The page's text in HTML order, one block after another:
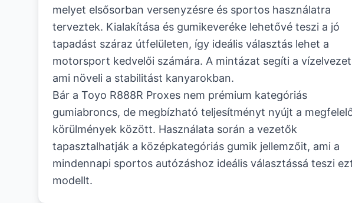
melyet elsősorban versenyzésre és sportos használatra
terveztek. Kialakítása és gumikeveréke lehetővé teszi a jó
tapadást száraz útfelületen, így ideális választás lehet a
motorsport kedvelői számára. A mintázat segíti a
ami növeli a stabilitást kanyarokban.
Bár a Toyo R888R Proxes nem prémium kategóriás
gumiabroncs, de megbízható teljesítményt nyújt a
körülmények között. Használata során a vezetők
tapasztalhatják a középkategóriás gumik jellemzőit, ami a
mindennapi sportos autózáshoz ideális választássá teszi
modellt.